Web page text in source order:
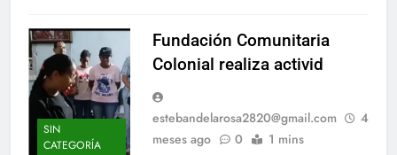
SIN
CATEGORÍA
Fundación Comunitaria
Colonial realiza activid
estebandelarosa2820@gmail.com
4
meses ago
0 1 mins